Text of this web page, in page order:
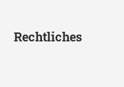
Rechtliches